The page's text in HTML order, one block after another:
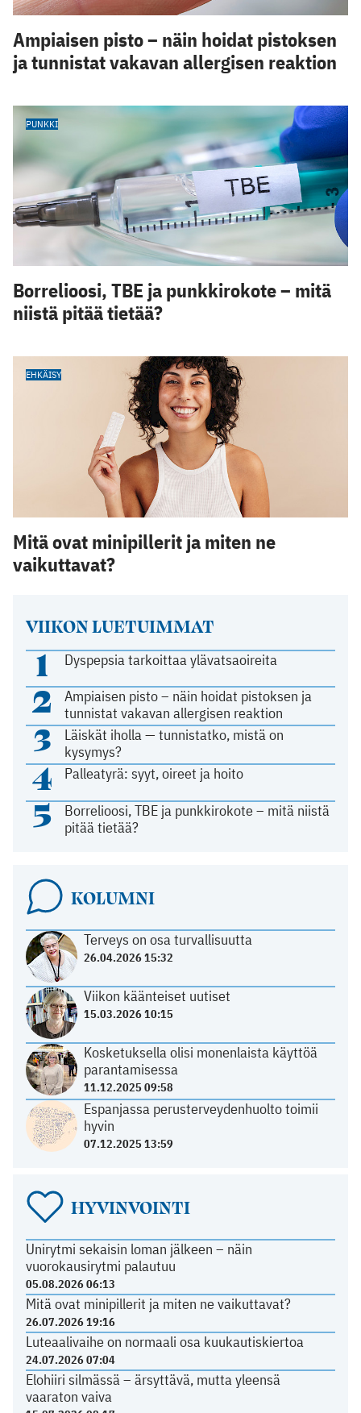
VIIKON LUETUIMMAT
1 Dyspepsia tarkoittaa ylävatsaoireita
2
Ampiaisen pisto – näin hoidat pistoksen ja
tunnistat vakavan allergisen reaktion
3
Läiskät iholla — tunnistatko, mistä on
kysymys?
4 Palleatyrä: syyt, oireet ja hoito
5
Borrelioosi, TBE ja punkkirokote – mitä niistä
pitää tietää?
KOLUMNI
Terveys on osa turvallisuutta
26.04.2026 15:32
Viikon käänteiset uutiset
15.03.2026 10:15
Kosketuksella olisi monenlaista käyttöä
parantamisessa
11.12.2025 09:58
Espanjassa perusterveydenhuolto toimii
hyvin
07.12.2025 13:59
HYVINVOINTI
Unirytmi sekaisin loman jälkeen – näin
vuorokausirytmi palautuu
05.08.2026 06:13
Mitä ovat minipillerit ja miten ne vaikuttavat?
26.07.2026 19:16
Luteaalivaihe on normaali osa kuukautiskiertoa
24.07.2026 07:04
Elohiiri silmässä – ärsyttävä, mutta yleensä
vaaraton vaiva
Ampiaisen pisto – näin hoidat pistoksen
ja tunnistat vakavan allergisen reaktion
PUNKKI
Borrelioosi, TBE ja punkkirokote – mitä
niistä pitää tietää?
EHKÄISY
Mitä ovat minipillerit ja miten ne
vaikuttavat?